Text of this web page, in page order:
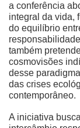
a conferência
integral da vida,
do equilíbrio
também
cosmovisões
desse
das crises
contemporâneo.
A iniciativa